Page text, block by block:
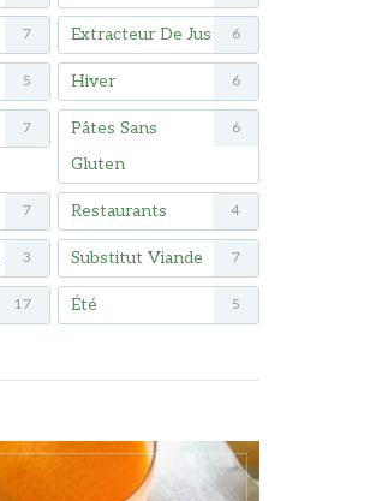
7 Extracteur De Jus 6
5 Hiver 6
7
Pâtes Sans
Gluten
6
7 Restaurants 4
3 Substitut Viande 7
17 Été 5